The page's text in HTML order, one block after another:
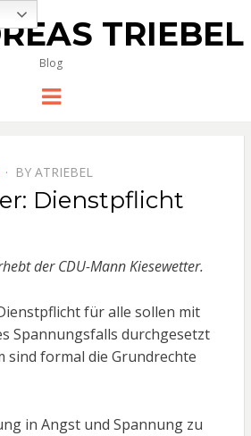
TRIEBEL
Blog
Menu
BY ATRIEBEL
Dienstpflicht
der CDU-Mann Kiesewetter.
für alle sollen mit
Spannungsfalls durchgesetzt
sind formal die Grundrechte
in Angst und Spannung zu